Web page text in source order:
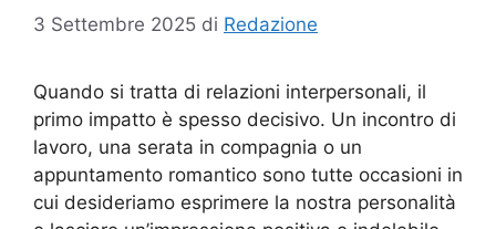
3 Settembre 2025 di Redazione
Quando si tratta di relazioni interpersonali, il
primo impatto è spesso decisivo. Un incontro di
lavoro, una serata in compagnia o un
appuntamento romantico sono tutte occasioni in
cui desideriamo esprimere la nostra personalità